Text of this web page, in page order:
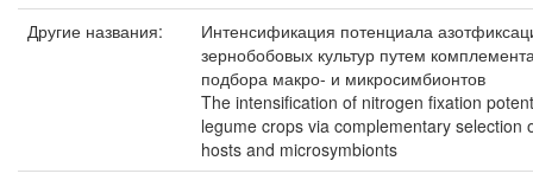
Другие названия:
Интенсификация потенциала
зернобобовых культур путем
подбора макро- и микросимбионтов
The intensification of nitrogen fixation
legume crops via complementary selection
hosts and microsymbionts